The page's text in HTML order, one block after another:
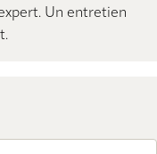
Un entretien